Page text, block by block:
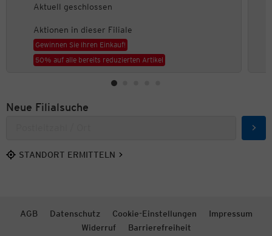
Aktuell geschlossen
Aktionen in dieser Filiale
Gewinnen Sie Ihren Einkauf!
50% auf alle bereits reduzierten Artikel
Neue Filialsuche
STANDORT ERMITTELN
AGB Datenschutz Cookie-Einstellungen
Impressum
Widerruf
Barrierefreiheit